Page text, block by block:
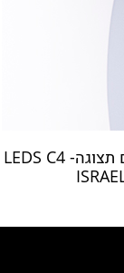
השקת אולם תצוגה- LEDS C4